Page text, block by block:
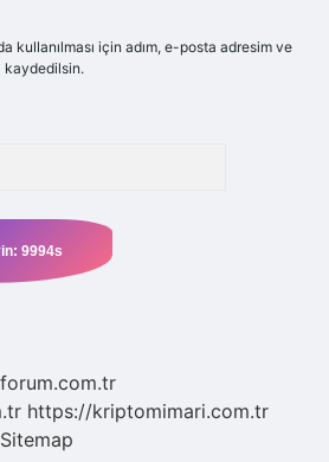
kullanılması için adım, e-posta adresim ve
kaydedilsin.
https://kriptomimari.com.tr
Sitemap